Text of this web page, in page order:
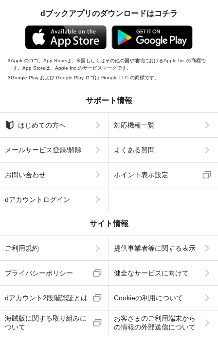
dブックアプリのダウンロードはコチラ
Appleのロゴ、App Storeは、米国もしくはその他の国や地域におけるApple Inc.の商標で
す。App Storeは、Apple Inc.のサービスマークです。
Google Play および Google Play ロゴは Google LLC の商標です。
サポート情報
はじめての方へ 対応機種一覧
メールサービス登録/解除 よくある質問
お問い合わせ ポイント表示設定
dアカウントログイン
サイト情報
ご利用規約 提供事業者等に関する表示
プライバシーポリシー 健全なサービスに向けて
dアカウント2段階認証とは Cookieの利用について
海賊版に関する取り組みに
ついて
お客さまのご利用端末から
の情報の外部送信について